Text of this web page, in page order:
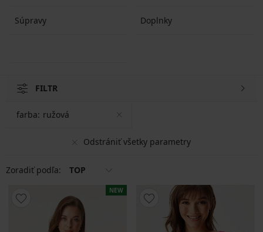
Súpravy Doplnky
FILTR
Odstrániť všetky parametry
farba: ružová
Zoradiť podľa: TOP
NEW